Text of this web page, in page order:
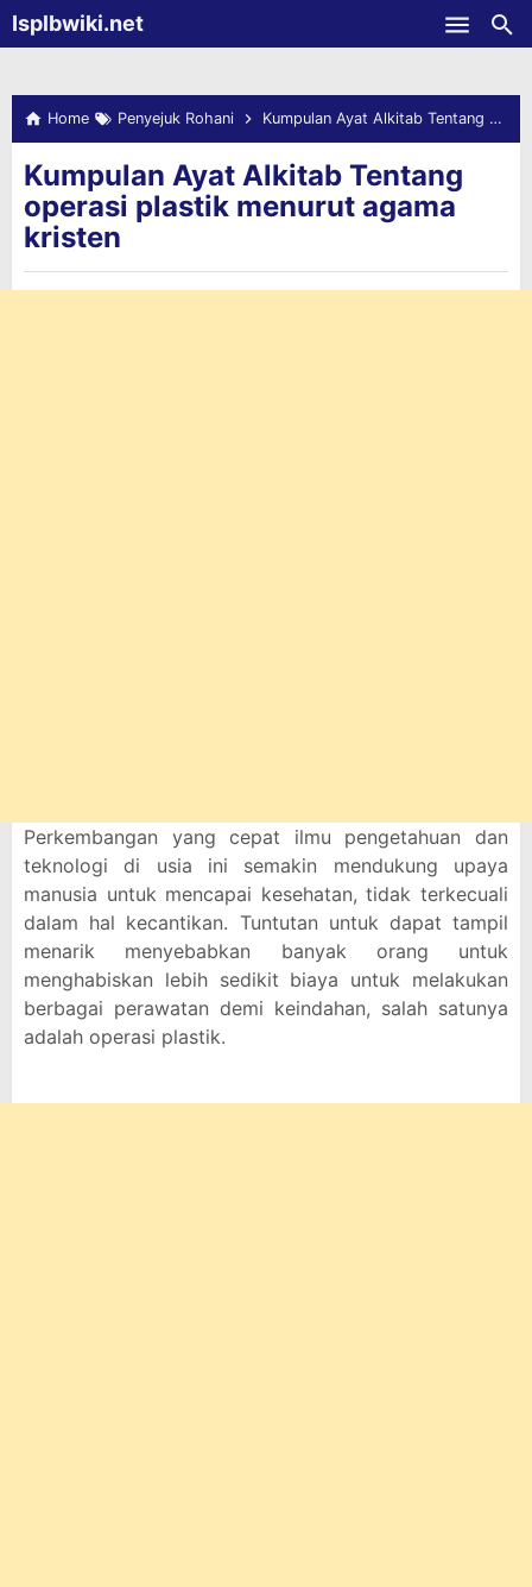
-->Isplbwiki.net
Home Penyejuk Rohani Kumpulan Ayat Alkitab Tentang operasi plastik menurut agama kristen
Kumpulan Ayat Alkitab Tentang
operasi plastik menurut agama
kristen
Perkembangan yang cepat ilmu pengetahuan dan
teknologi di usia ini semakin mendukung upaya
manusia untuk mencapai kesehatan, tidak terkecuali
dalam hal kecantikan. Tuntutan untuk dapat tampil
menarik menyebabkan banyak orang untuk
menghabiskan lebih sedikit biaya untuk melakukan
berbagai perawatan demi keindahan, salah satunya
adalah operasi plastik.